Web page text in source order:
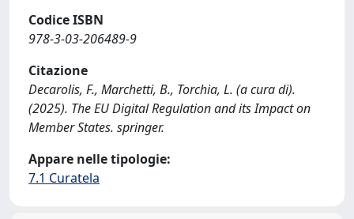
Codice ISBN
978-3-03-206489-9
Citazione
Decarolis, F., Marchetti, B., Torchia, L. (a cura di).
(2025). The EU Digital Regulation and its Impact on
Member States. springer.
Appare nelle tipologie:
7.1 Curatela